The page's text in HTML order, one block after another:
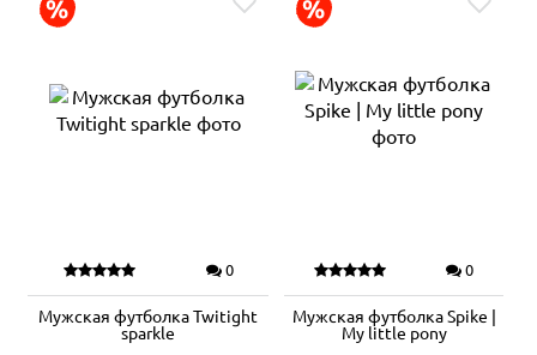
0
Мужская футболка Twitight
sparkle
0
Мужская футболка Spike |
My little pony